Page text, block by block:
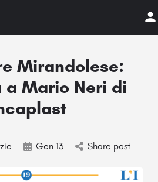
Mirandolese:
a Mario Neri di
Gen 13 Share post